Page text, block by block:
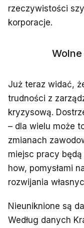
rzeczywistości
korporacje.
Już teraz widać,
trudności z
kryzysową.
– dla wielu może
zmianach
miejsc pracy
how, pomysłami
rozwijania
Nieuniknione są
Według danych